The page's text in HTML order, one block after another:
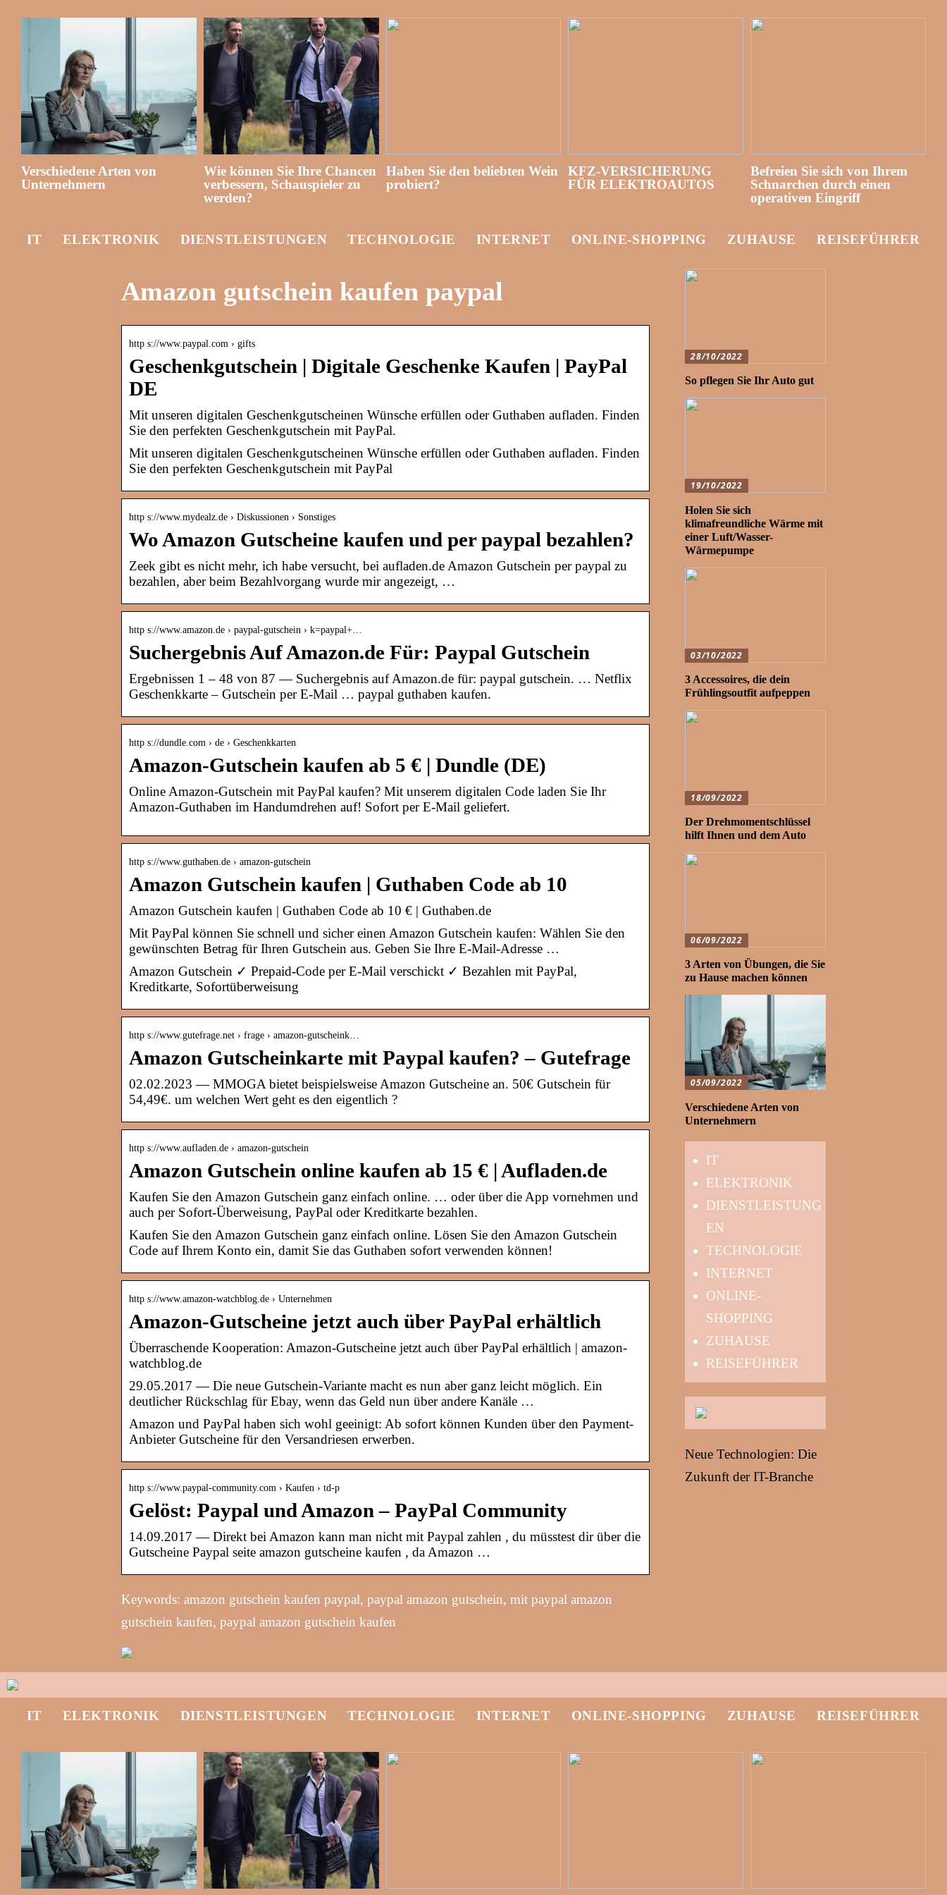
Verschiedene Arten von
Unternehmern
Wie können Sie Ihre Chancen
verbessern, Schauspieler zu
werden?
Haben Sie den beliebten Wein
probiert?
KFZ-VERSICHERUNG
FÜR ELEKTROAUTOS
Befreien Sie sich von Ihrem
Schnarchen durch einen
operativen Eingriff
IT ELEKTRONIK DIENSTLEISTUNGEN TECHNOLOGIE INTERNET ONLINE-SHOPPING ZUHAUSE REISEFÜHRER
Amazon gutschein kaufen paypal
http s://www.paypal.com › gifts
Geschenkgutschein | Digitale Geschenke Kaufen | PayPal
DE
Mit unseren digitalen Geschenkgutscheinen Wünsche erfüllen oder Guthaben aufladen. Finden
Sie den perfekten Geschenkgutschein mit PayPal.
Mit unseren digitalen Geschenkgutscheinen Wünsche erfüllen oder Guthaben aufladen. Finden
Sie den perfekten Geschenkgutschein mit PayPal
http s://www.mydealz.de › Diskussionen › Sonstiges
Wo Amazon Gutscheine kaufen und per paypal bezahlen?
Zeek gibt es nicht mehr, ich habe versucht, bei aufladen.de Amazon Gutschein per paypal zu
bezahlen, aber beim Bezahlvorgang wurde mir angezeigt, …
http s://www.amazon.de › paypal-gutschein › k=paypal+…
Suchergebnis Auf Amazon.de Für: Paypal Gutschein
Ergebnissen 1 – 48 von 87 — Suchergebnis auf Amazon.de für: paypal gutschein. … Netflix
Geschenkkarte – Gutschein per E-Mail … paypal guthaben kaufen.
http s://dundle.com › de › Geschenkkarten
Amazon-Gutschein kaufen ab 5 € | Dundle (DE)
Online Amazon-Gutschein mit PayPal kaufen? Mit unserem digitalen Code laden Sie Ihr
Amazon-Guthaben im Handumdrehen auf! Sofort per E-Mail geliefert.
http s://www.guthaben.de › amazon-gutschein
Amazon Gutschein kaufen | Guthaben Code ab 10
Amazon Gutschein kaufen | Guthaben Code ab 10 € | Guthaben.de
Mit PayPal können Sie schnell und sicher einen Amazon Gutschein kaufen: Wählen Sie den
gewünschten Betrag für Ihren Gutschein aus. Geben Sie Ihre E-Mail-Adresse …
Amazon Gutschein ✓ Prepaid-Code per E-Mail verschickt ✓ Bezahlen mit PayPal,
Kreditkarte, Sofortüberweisung
http s://www.gutefrage.net › frage › amazon-gutscheink…
Amazon Gutscheinkarte mit Paypal kaufen? – Gutefrage
02.02.2023 — MMOGA bietet beispielsweise Amazon Gutscheine an. 50€ Gutschein für
54,49€. um welchen Wert geht es den eigentlich ?
http s://www.aufladen.de › amazon-gutschein
Amazon Gutschein online kaufen ab 15 € | Aufladen.de
Kaufen Sie den Amazon Gutschein ganz einfach online. … oder über die App vornehmen und
auch per Sofort-Überweisung, PayPal oder Kreditkarte bezahlen.
Kaufen Sie den Amazon Gutschein ganz einfach online. Lösen Sie den Amazon Gutschein
Code auf Ihrem Konto ein, damit Sie das Guthaben sofort verwenden können!
http s://www.amazon-watchblog.de › Unternehmen
Amazon-Gutscheine jetzt auch über PayPal erhältlich
Überraschende Kooperation: Amazon-Gutscheine jetzt auch über PayPal erhältlich | amazon-
watchblog.de
29.05.2017 — Die neue Gutschein-Variante macht es nun aber ganz leicht möglich. Ein
deutlicher Rückschlag für Ebay, wenn das Geld nun über andere Kanäle …
Amazon und PayPal haben sich wohl geeinigt: Ab sofort können Kunden über den Payment-
Anbieter Gutscheine für den Versandriesen erwerben.
http s://www.paypal-community.com › Kaufen › td-p
Gelöst: Paypal und Amazon – PayPal Community
14.09.2017 — Direkt bei Amazon kann man nicht mit Paypal zahlen , du müsstest dir über die
Gutscheine Paypal seite amazon gutscheine kaufen , da Amazon …
Keywords: amazon gutschein kaufen paypal, paypal amazon gutschein, mit paypal amazon
gutschein kaufen, paypal amazon gutschein kaufen
28/10/2022
So pflegen Sie Ihr Auto gut
19/10/2022
Holen Sie sich
klimafreundliche Wärme mit
einer Luft/Wasser-
Wärmepumpe
03/10/2022
3 Accessoires, die dein
Frühlingsoutfit aufpeppen
18/09/2022
Der Drehmomentschlüssel
hilft Ihnen und dem Auto
06/09/2022
3 Arten von Übungen, die Sie
zu Hause machen können
05/09/2022
Verschiedene Arten von
Unternehmern
IT
ELEKTRONIK
DIENSTLEISTUNG
EN
TECHNOLOGIE
INTERNET
ONLINE-
SHOPPING
ZUHAUSE
REISEFÜHRER
Neue Technologien: Die
Zukunft der IT-Branche
IT ELEKTRONIK DIENSTLEISTUNGEN TECHNOLOGIE INTERNET ONLINE-SHOPPING ZUHAUSE REISEFÜHRER